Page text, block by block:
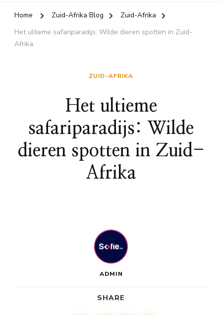
Home Zuid-Afrika Blog
Zuid-Afrika
Het ultieme safariparadijs: Wilde dieren spotten in Zuid-
Afrika
ZUID-AFRIKA
Het ultieme
safariparadijs: Wilde
dieren spotten in Zuid-
Afrika
ADMIN
SHARE